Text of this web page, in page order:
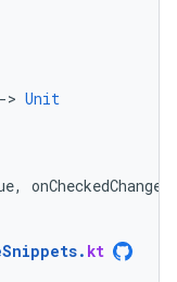
-> Unit
, onCheckedChange
. kt